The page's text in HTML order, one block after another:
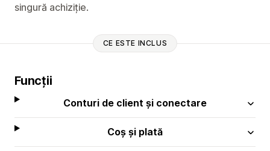
singură achiziție.
CE ESTE INCLUS
Funcții
Conturi de client și conectare
Coș și plată